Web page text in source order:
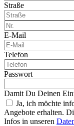
Straße
E-Mail
Telefon
Passwort
Damit Du Deinen
Ja, ich möchte
Angebote erhalten.
Infos in unseren